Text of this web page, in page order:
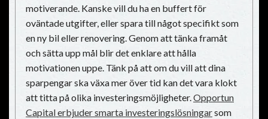
motiverande. Kanske vill du ha en buffert för
oväntade utgifter, eller spara till något specifikt som
en ny bil eller renovering. Genom att tänka framåt
och sätta upp mål blir det enklare att hålla
motivationen uppe. Tänk på att om du vill att dina
sparpengar ska växa mer över tid kan det vara klokt
att titta på olika investeringsmöjligheter.Opportun
Capital erbjuder smarta investeringslösningarsom